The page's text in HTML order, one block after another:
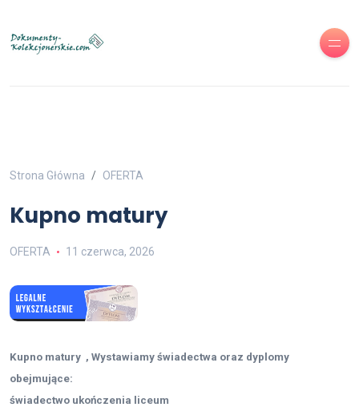
Strona Główna OFERTA
Kupno matury
OFERTA 11 czerwca, 2026
Kupno matury , Wystawiamy świadectwa oraz dyplomy
obejmujące:
świadectwo ukończenia liceum